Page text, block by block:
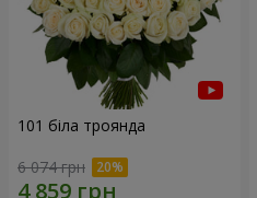
101 біла троянда
6 074 грн